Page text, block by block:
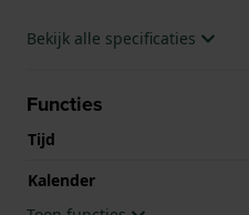
Bekijk alle specificaties
Functies
Tijd
Kalender